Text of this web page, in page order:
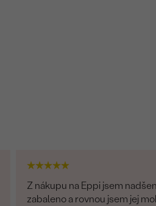
Z nákupu na Eppi jsem
zabaleno a rovnou jsem jej